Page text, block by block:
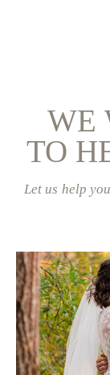
WE
TO
Let us help